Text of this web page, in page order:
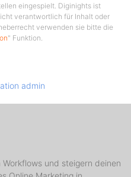
eingespielt. Diginights ist
verantwortlich für Inhalt oder
verwenden sie bitte die
" Funktion.
admin
und steigern deinen